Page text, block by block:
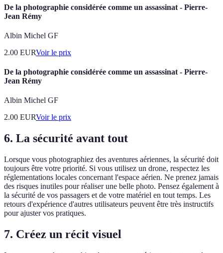
De la photographie considérée comme un assassinat - Pierre-
Jean Rémy
Albin Michel GF
2.00 EURVoir le prix
De la photographie considérée comme un assassinat - Pierre-
Jean Rémy
Albin Michel GF
2.00 EURVoir le prix
6. La sécurité avant tout
Lorsque vous photographiez des aventures aériennes, la sécurité doit
toujours être votre priorité. Si vous utilisez un drone, respectez les
réglementations locales concernant l'espace aérien. Ne prenez jamais
des risques inutiles pour réaliser une belle photo. Pensez également à
la sécurité de vos passagers et de votre matériel en tout temps. Les
retours d'expérience d'autres utilisateurs peuvent être très instructifs
pour ajuster vos pratiques.
7. Créez un récit visuel